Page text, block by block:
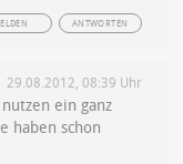
ANTWORTEN
29.08.2012, 08:39 Uhr
ein ganz
haben schon